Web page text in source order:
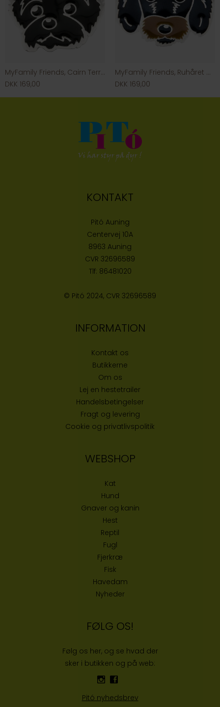
MyFamily Friends, Cairn Terrier
DKK 169,00
MyFamily Friends, Ruhåret Gravhund
DKK 169,00
KONTAKT
Pitó Auning
Centervej 10A
8963 Auning
CVR 32696589
Tlf: 86481020
© Pitó 2024, CVR 32696589
INFORMATION
Kontakt os
Butikkerne
Om os
Lej en hestetrailer
Handelsbetingelser
Fragt og levering
Cookie og privatlivspolitik
WEBSHOP
Kat
Hund
Gnaver og kanin
Hest
Reptil
Fugl
Fjerkræ
Fisk
Havedam
Nyheder
FØLG OS!
Følg os her, og se hvad der
sker i butikken og på web:
Pitó nyhedsbrev